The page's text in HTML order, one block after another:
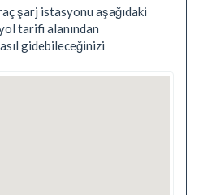
şarj istasyonu aşağıdaki
tarifi alanından
gidebileceğinizi